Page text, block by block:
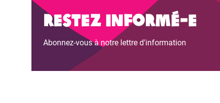
Inégalités Extrêmes et
Services Essentiels
Inequality and Rights in a
Mettons Fin à la Souffrance qui se Cache
Derrière notre Alimentation
Les Violences Faites aux Femmes et aux
Restez informé-e
Abonnez-vous à notre lettre d'information